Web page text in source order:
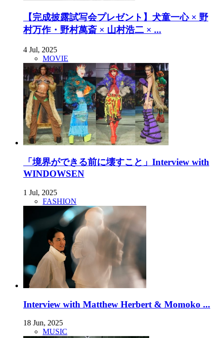
【完成披露試写会プレゼント】犬童一心 × 野
村万作・野村萬斎 × 山村浩二 × ...
4 Jul, 2025
MOVIE
「境界ができる前に壊すこと」Interview with
WINDOWSEN
1 Jul, 2025
FASHION
Interview with Matthew Herbert & Momoko ...
18 Jun, 2025
MUSIC